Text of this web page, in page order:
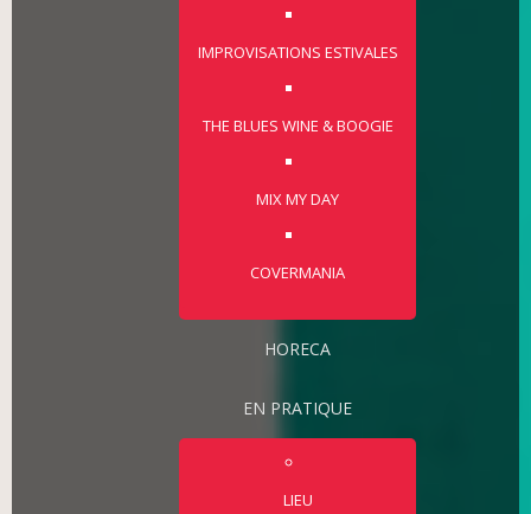
IMPROVISATIONS ESTIVALES
THE BLUES WINE & BOOGIE
MIX MY DAY
COVERMANIA
HORECA
EN PRATIQUE
LIEU